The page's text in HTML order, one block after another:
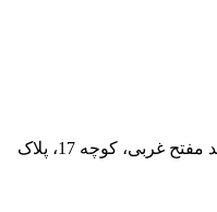
قم، خیابان شهید عطاران، خیابان شهید مفتح غربی، کوچه 17، پلاک